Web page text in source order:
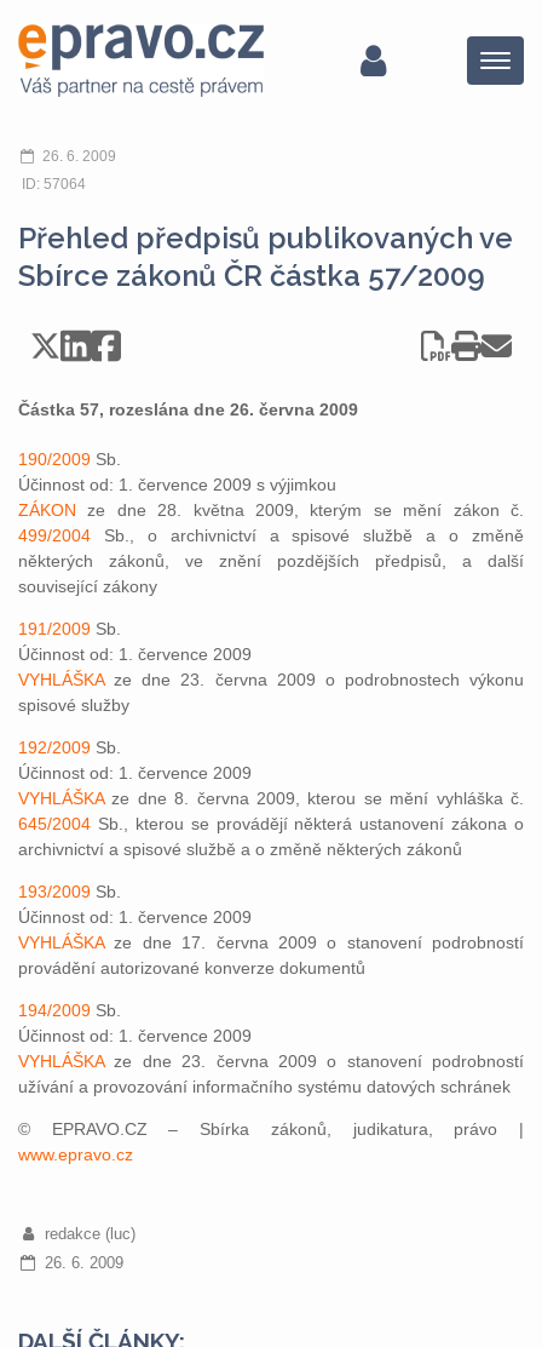
Menu
26. 6. 2009
ID: 57064
Přehled předpisů publikovaných ve
Sbírce zákonů ČR částka 57/2009
Částka 57, rozeslána dne 26. června 2009
190/2009 Sb.
Účinnost od: 1. července 2009 s výjimkou
ZÁKON ze dne 28. května 2009, kterým se mění zákon č.
499/2004 Sb., o archivnictví a spisové službě a o změně
některých zákonů, ve znění pozdějších předpisů, a další
související zákony
191/2009 Sb.
Účinnost od: 1. července 2009
VYHLÁŠKAze dne 23. června 2009 o podrobnostech výkonu
spisové služby
192/2009 Sb.
Účinnost od: 1. července 2009
VYHLÁŠKAze dne 8. června 2009, kterou se mění vyhláška č.
645/2004 Sb., kterou se provádějí některá ustanovení zákona o
archivnictví a spisové službě a o změně některých zákonů
193/2009 Sb.
Účinnost od: 1. července 2009
VYHLÁŠKAze dne 17. června 2009 o stanovení podrobností
provádění autorizované konverze dokumentů
194/2009 Sb.
Účinnost od: 1. července 2009
VYHLÁŠKAze dne 23. června 2009 o stanovení podrobností
užívání a provozování informačního systému datových schránek
© EPRAVO.CZ – Sbírka zákonů, judikatura, právo |
www.epravo.cz
redakce (luc)
26. 6. 2009
DALŠÍ ČLÁNKY: